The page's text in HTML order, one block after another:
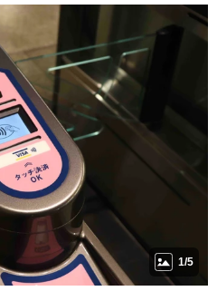
1/5